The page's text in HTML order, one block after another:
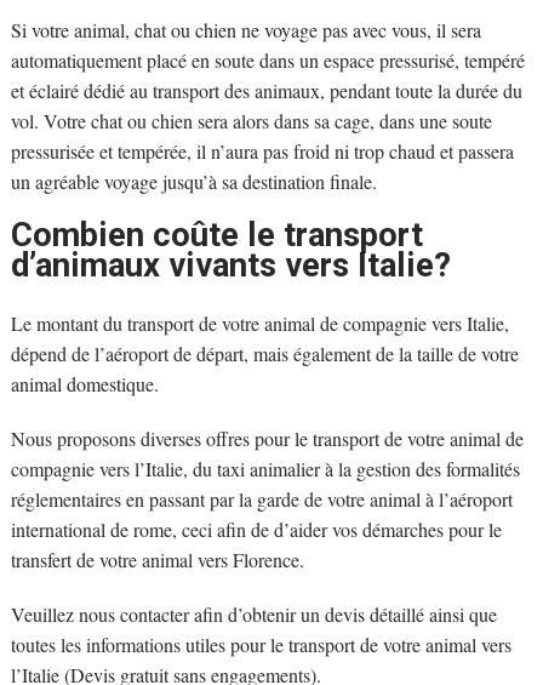
Si votre animal, chat ou chien ne voyage pas avec vous, il sera
automatiquement placé en soute dans un espace pressurisé, tempéré
et éclairé dédié au transport des animaux, pendant toute la durée du
vol. Votre chat ou chien sera alors dans sa cage, dans une soute
pressurisée et tempérée, il n’aura pas froid ni trop chaud et passera
un agréable voyage jusqu’à sa destination finale.
Combien coûte le transport
d’animaux vivants vers Italie?
Le montant du transport de votre animal de compagnie vers Italie,
dépend de l’aéroport de départ, mais également de la taille de votre
animal domestique.
Nous proposons diverses offres pour le transport de votre animal de
compagnie vers l’Italie, du taxi animalier à la gestion des formalités
réglementaires en passant par la garde de votre animal à l’aéroport
international de rome, ceci afin de d’aider vos démarches pour le
transfert de votre animal vers Florence.
Veuillez nous contacter afin d’obtenir un devis détaillé ainsi que
toutes les informations utiles pour le transport de votre animal vers
l’Italie (Devis gratuit sans engagements).